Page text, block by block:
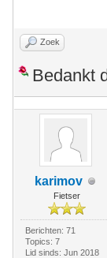
Zoek
Bedankt
karimov
Fietser
Berichten: 71
Topics: 7
Lid sinds: Jun 2018